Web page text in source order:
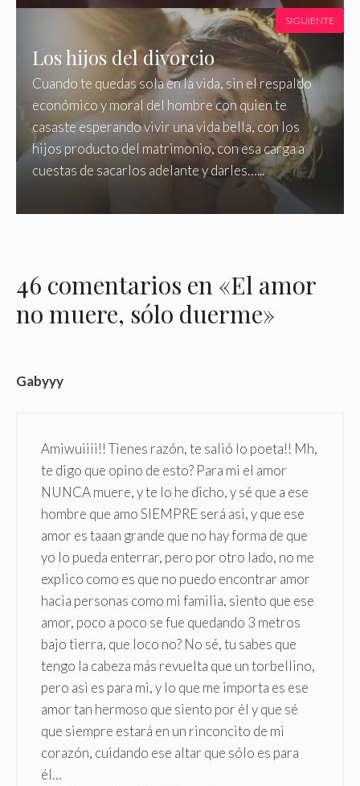
Los hijos del divorcio
Cuando te quedas sola en la vida, sin el respaldo
económico y moral del hombre con quien te
casaste esperando vivir una vida bella, con los
hijos producto del matrimonio, con esa carga a
cuestas de sacarlos adelante y darles…...
SIGUIENTE
46 comentarios en «El amor
no muere, sólo duerme»
Gabyyy
Amiwuiiii!! Tienes razón, te salió lo poeta!! Mh,
te digo que opino de esto? Para mi el amor
NUNCA muere, y te lo he dicho, y sé que a ese
hombre que amo SIEMPRE será asi, y que ese
amor es taaan grande que no hay forma de que
yo lo pueda enterrar, pero por otro lado, no me
explico como es que no puedo encontrar amor
hacia personas como mi familia, siento que ese
amor, poco a poco se fue quedando 3 metros
bajo tierra, que loco no? No sé, tu sabes que
tengo la cabeza más revuelta que un torbellino,
pero asi es para mi, y lo que me importa es ese
amor tan hermoso que siento por él y que sé
que siempre estará en un rinconcito de mi
corazón, cuidando ese altar que sólo es para
él…